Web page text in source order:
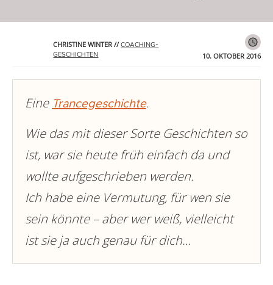
CHRISTINE WINTER //COACHING-
GESCHICHTEN
10. OKTOBER 2016
Eine Trancegeschichte.
Wie das mit dieser Sorte Geschichten so
ist, war sie heute früh einfach da und
wollte aufgeschrieben werden.
Ich habe eine Vermutung, für wen sie
sein könnte – aber wer weiß, vielleicht
ist sie ja auch genau für dich…